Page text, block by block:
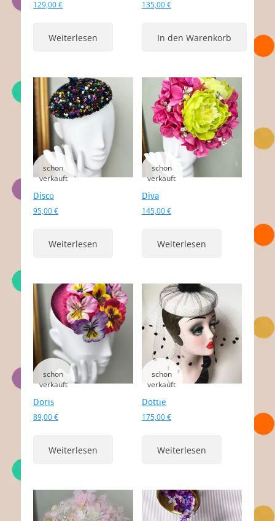
129,00€
Weiterlesen
135,00€
In den Warenkorb
Disco
95,00€
Weiterlesen
Diva
145,00€
Weiterlesen
Doris
89,00€
Weiterlesen
Dottie
175,00€
Weiterlesen